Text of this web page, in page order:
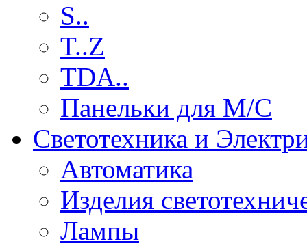
S..
T..Z
TDA..
Панельки для М/С
Светотехника и
Автоматика
Изделия
Лампы